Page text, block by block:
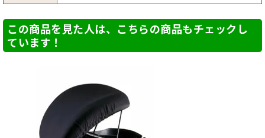
この商品を見た人は、こちらの商品もチェックし
ています！